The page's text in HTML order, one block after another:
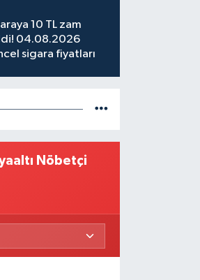
10 TL zam
04.08.2026
sigara fiyatları
Nöbetçi